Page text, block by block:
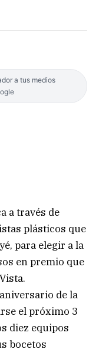
a tus medios
a través de
plásticos que
para elegir a la
en premio que
de la
el próximo 3
diez equipos
bocetos